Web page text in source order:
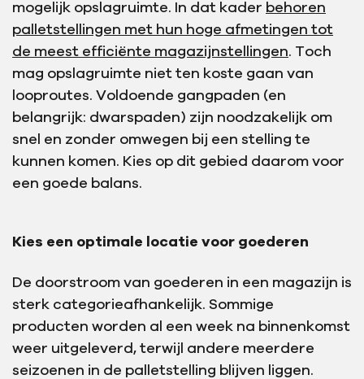
mogelijk opslagruimte. In dat kader behoren
palletstellingen met hun hoge afmetingen tot
de meest efficiënte magazijnstellingen. Toch
mag opslagruimte niet ten koste gaan van
looproutes. Voldoende gangpaden (en
belangrijk: dwarspaden) zijn noodzakelijk om
snel en zonder omwegen bij een stelling te
kunnen komen. Kies op dit gebied daarom voor
een goede balans.
Kies een optimale locatie voor goederen
De doorstroom van goederen in een magazijn is
sterk categorieafhankelijk. Sommige
producten worden al een week na binnenkomst
weer uitgeleverd, terwijl andere meerdere
seizoenen in de palletstelling blijven liggen.